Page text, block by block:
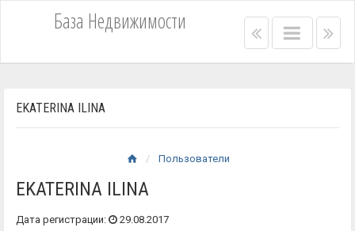
База Недвижимости Left
bar
Main
menu
Right
menu
bar
EKATERINA ILINA
Пользователи
EKATERINA ILINA
Дата регистрации:
29.08.2017